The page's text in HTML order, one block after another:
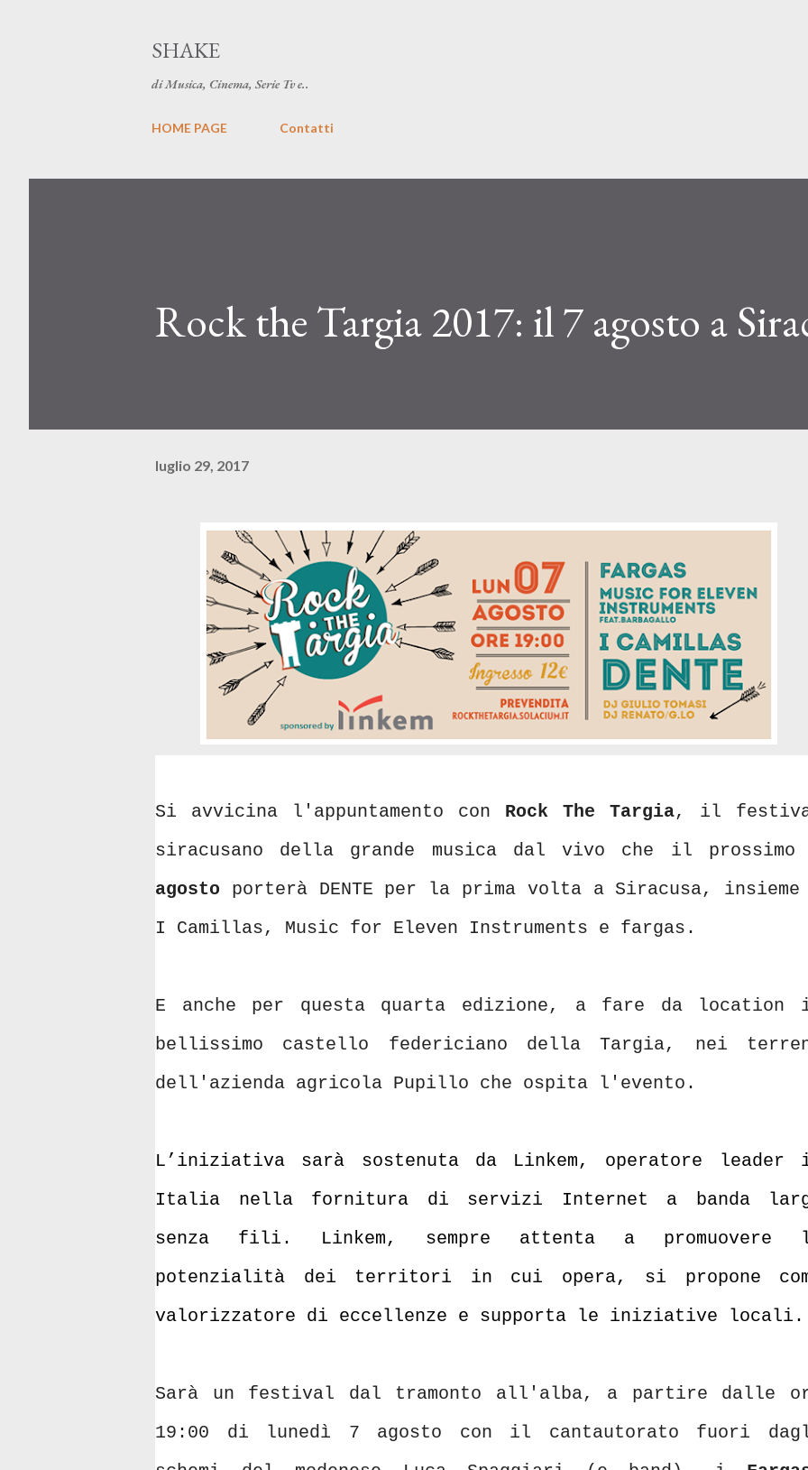
SHAKE
di Musica, Cinema, Serie Tv e..
HOME PAGE Contatti
Rock the Targia 2017: il 7 agosto a
luglio 29, 2017
Si avvicina l'appuntamento con Rock The Targia, il
siracusano della grande musica dal vivo che il prossimo
agosto porterà DENTE per la prima volta a Siracusa, insieme
I Camillas, Music for Eleven Instruments e fargas.
E anche per questa quarta edizione, a fare da location
bellissimo castello federiciano della Targia, nei
dell'azienda agricola Pupillo che ospita l'evento.
L’iniziativa sarà sostenuta da Linkem, operatore leader
Italia nella fornitura di servizi Internet a banda
senza fili. Linkem, sempre attenta a promuovere
potenzialità dei territori in cui opera, si propone
valorizzatore di eccellenze e supporta le iniziative locali.
Sarà un festival dal tramonto all'alba, a partire dalle
19:00 di lunedì 7 agosto con il cantautorato fuori